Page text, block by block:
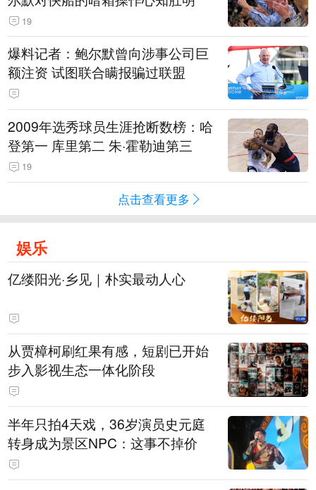
19
爆料记者：鲍尔默曾向涉事公司巨
额注资 试图联合瞒报骗过联盟
2009年选秀球员生涯抢断数榜：哈
登第一 库里第二 朱·霍勒迪第三
19
点击查看更多
娱乐
亿缕阳光·乡见｜朴实最动人心
从贾樟柯刷红果有感，短剧已开始
步入影视生态一体化阶段
半年只拍4天戏，36岁演员史元庭
转身成为景区NPC：这事不掉价